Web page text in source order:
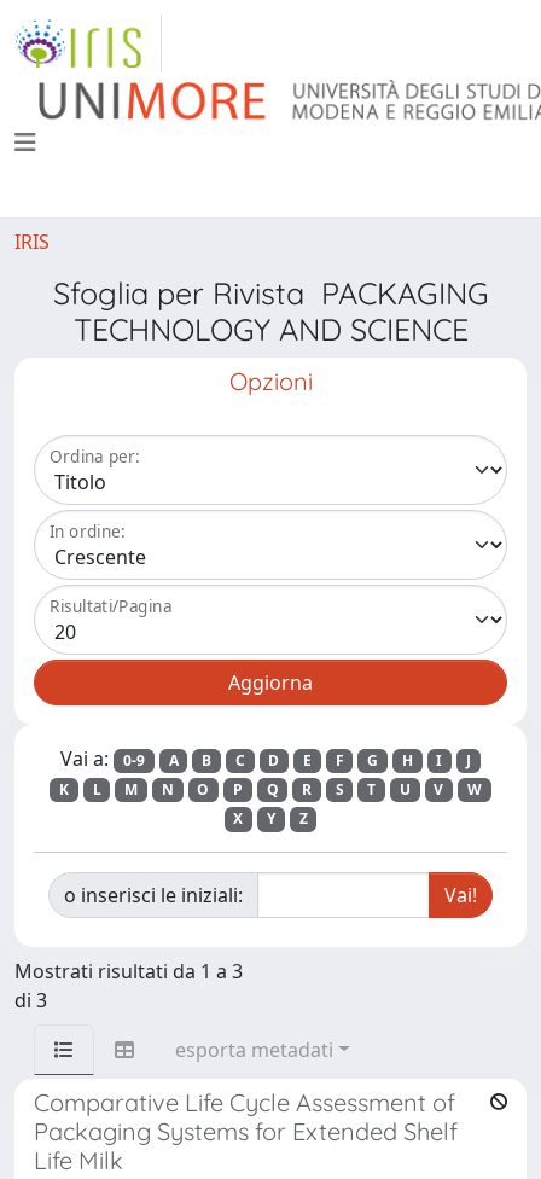
IRIS
Sfoglia per Rivista PACKAGING
TECHNOLOGY AND SCIENCE
Opzioni
Ordina per:
In ordine:
Risultati/Pagina
Vai a: 0-9 A B C D E F G H I
J
K
L M N O P Q R S T U V
W
X
Y Z
o inserisci le iniziali:
Mostrati risultati da 1 a 3
di 3
esporta metadati
Comparative Life Cycle Assessment of
Packaging Systems for Extended Shelf
Life Milk